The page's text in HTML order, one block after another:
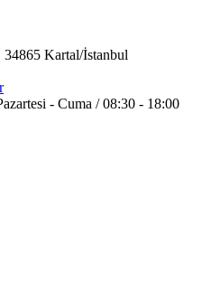
Kartal/İstanbul
- Cuma / 08:30 - 18:00